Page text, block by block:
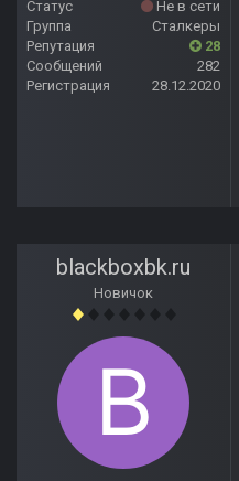
Статус
Не в сети
Группа
Сталкеры
Репутация
28
Сообщений
282
Регистрация
28.12.2020
blackboxbk.ru
Новичок